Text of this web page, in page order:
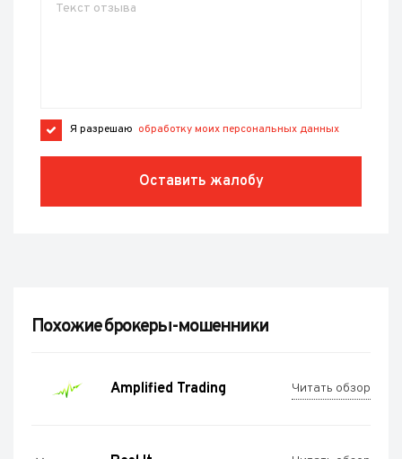
Я разрешаю обработку моих персональных данных
Оставить жалобу
Похожие брокеры-мошенники
Amplified Trading Читать обзор